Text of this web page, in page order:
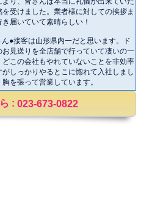
を受けました。業者様に対しての挨拶ま
き届いていて素晴らしい！
ん●接客は山形県内一だと思います。ド
お見送りを全店舗で行っていて凄いの一
どこの会社もやれていないことを非効率
がしっかりやるとこに惚れて入社しまし
胸を張って営業しています。
:023-673-0822